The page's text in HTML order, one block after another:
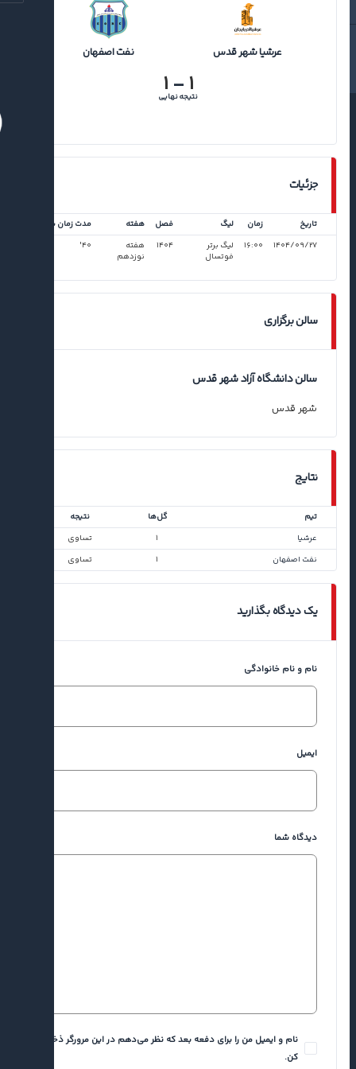
عرشیا شهر قدس نفت اصفهان
۱- ۱
نتیجه نهایی
جزئیات
تاریخ زمان لیگ فصل هفته
مدت زمان بازی
۱۴۰۴/۰۹/۲۷
۱۶:۰۰
لیگ برتر
فوتسال
۱۴۰۴
هفته
نوزدهم
۴۰'
سالن برگزاری
سالن دانشگاه آزاد شهر قدس
شهر قدس
نتایج
تیم گل‌ها
نتیجه
عرشیا
۱
تساوی
نفت اصفهان
۱ تساوی
یک دیدگاه بگذارید
نام و نام خانوادگی
ایمیل
دیدگاه شما
نام و ایمیل من را برای دفعه بعد که نظر می‌دهم در این مرورگر ذخیره
کن.